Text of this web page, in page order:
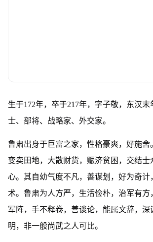
生于172年，卒于217年，字子敬，东汉
士、部将、战略家、外交家。
鲁肃出身于巨富之家，性格豪爽，好施舍
变卖田地，大散财货，赈济贫困，交结士
心。其自幼气度不凡，善谋划，好为奇计
术。鲁肃为人方严，生活俭朴，治军有方
军阵，手不释卷，善谈论，能属文辞，深
明，非一般尚武之人可比。